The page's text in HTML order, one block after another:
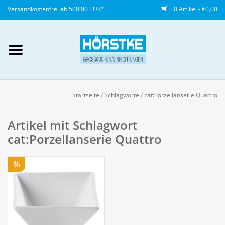
Versandkostenfrei ab 500,00 EUR* 0 Artikel - €0,00
anlegen
NEU
Gedeckter Tisch
Buffet
Fingerfood
Startseite /Schlagworte /cat:Porzellanserie Quattro
Artikel mit Schlagwort
cat:Porzellanserie Quattro
%